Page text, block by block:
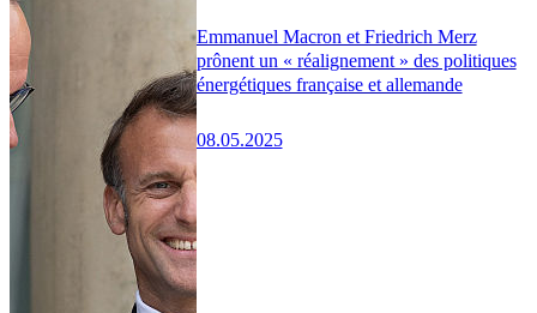
Emmanuel Macron et Friedrich Merz
prônent un « réalignement » des politiques
énergétiques française et allemande
08.05.2025